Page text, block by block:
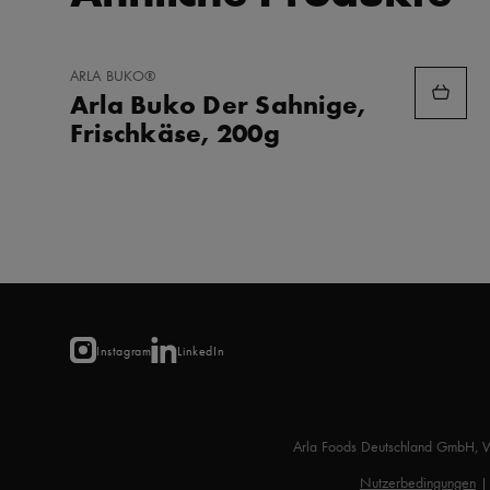
ZU
HINZUFÜGEN
ARLA BUKO®
Arla Buko Der Sahnige,
Frischkäse, 200g
Instagram LinkedIn
Arla Foods Deutschland
Nutzerbedingungen |